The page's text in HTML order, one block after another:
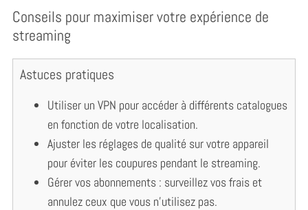
Conseils pour maximiser votre expérience de
streaming
Astuces pratiques
Utiliser un VPN pour accéder à différents catalogues
en fonction de votre localisation.
Ajuster les réglages de qualité sur votre appareil
pour éviter les coupures pendant le streaming.
Gérer vos abonnements : surveillez vos frais et
annulez ceux que vous n’utilisez pas.